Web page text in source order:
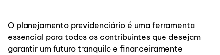
O planejamento previdenciário é uma ferramenta
essencial para todos os contribuintes que desejam
garantir um futuro tranquilo e financeiramente